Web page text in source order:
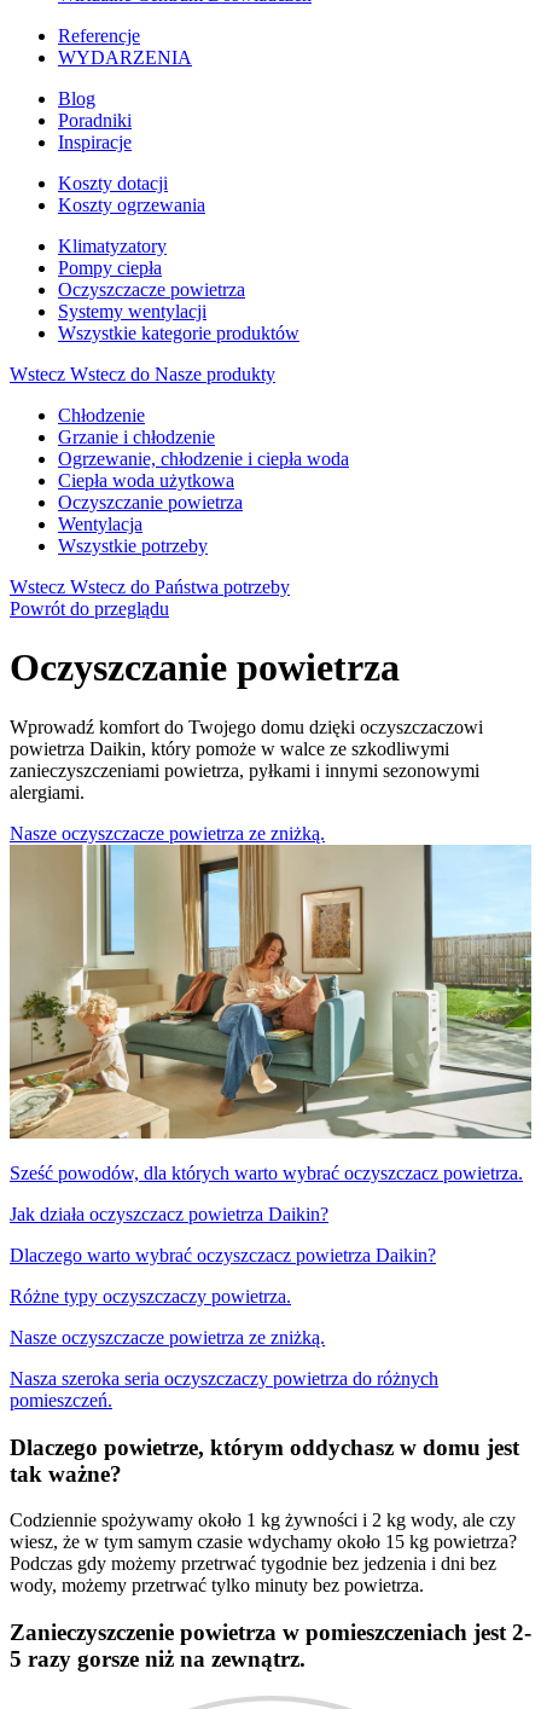
Referencje
WYDARZENIA
Blog
Poradniki
Inspiracje
Koszty dotacji
Koszty ogrzewania
Klimatyzatory
Pompy ciepła
Oczyszczacze powietrza
Systemy wentylacji
Wszystkie kategorie produktów
Wstecz Wstecz do Nasze produkty
Chłodzenie
Grzanie i chłodzenie
Ogrzewanie, chłodzenie i ciepła woda
Ciepła woda użytkowa
Oczyszczanie powietrza
Wentylacja
Wszystkie potrzeby
Wstecz Wstecz do Państwa potrzeby
Powrót do przeglądu
Oczyszczanie powietrza
Wprowadź komfort do Twojego domu dzięki oczyszczaczowi
powietrza Daikin, który pomoże w walce ze szkodliwymi
zanieczyszczeniami powietrza, pyłkami i innymi sezonowymi
alergiami.
Nasze oczyszczacze powietrza ze zniżką.
Sześć powodów, dla których warto wybrać oczyszczacz powietrza.
Jak działa oczyszczacz powietrza Daikin?
Dlaczego warto wybrać oczyszczacz powietrza Daikin?
Różne typy oczyszczaczy powietrza.
Nasze oczyszczacze powietrza ze zniżką.
Nasza szeroka seria oczyszczaczy powietrza do różnych
pomieszczeń.
Dlaczego powietrze, którym oddychasz w domu jest
tak ważne?
Codziennie spożywamy około 1 kg żywności i 2 kg wody, ale czy
wiesz, że w tym samym czasie wdychamy około 15 kg powietrza?
Podczas gdy możemy przetrwać tygodnie bez jedzenia i dni bez
wody, możemy przetrwać tylko minuty bez powietrza.
Zanieczyszczenie powietrza w pomieszczeniach jest 2-
5 razy gorsze niż na zewnątrz.